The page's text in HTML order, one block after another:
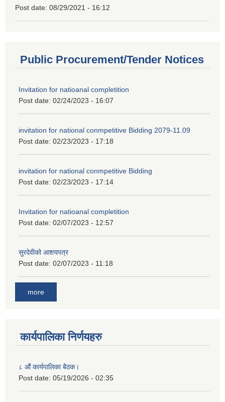
Post date: 08/29/2021 - 16:12
Public Procurement/Tender Notices
Invitation for natioanal completition
Post date: 02/24/2023 - 16:07
invitation for national conmpetitive Bidding 2079-11.09
Post date: 02/23/2023 - 17:18
invitation for national conmpetitive Bidding
Post date: 02/23/2023 - 17:14
Invitation for natioanal completition
Post date: 02/07/2023 - 12:57
सुरदेवीको आशयपत्र
Post date: 02/07/2023 - 11:18
more
कार्यपालिका निर्णयहरु
८ औं कार्यपालिका बैठक।
Post date: 05/19/2026 - 02:35